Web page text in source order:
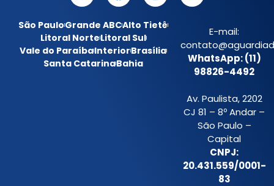
São PauloGrande ABCAlto Tietê
Litoral NorteLitoral Sul
Vale do ParaíbaInteriorBrasília
Santa CatarinaBahia
E-mail:
WhatsApp: (11)
98826-4492
Av. Paulista, 2202
CJ 81 – 8º Andar –
São Paulo –
Capital
CNPJ:
20.431.559/0001-
83